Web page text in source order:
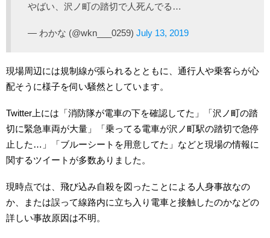
やばい、沢ノ町の踏切で人死んでる…
— わかな (@wkn___0259) July 13, 2019
現場周辺には規制線が張られるとともに、通行人や乗客らが心
配そうに様子を伺い騒然としています。
Twitter上には「消防隊が電車の下を確認してた」「沢ノ町の踏
切に緊急車両が大量」「乗ってる電車が沢ノ町駅の踏切で急停
止した…」「ブルーシートを用意してた」などと現場の情報に
関するツイートが多数ありました。
現時点では、飛び込み自殺を図ったことによる人身事故なの
か、または誤って線路内に立ち入り電車と接触したのかなどの
詳しい事故原因は不明。